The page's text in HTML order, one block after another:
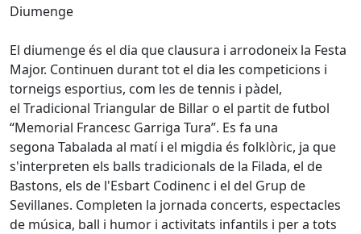
Diumenge
El diumenge és el dia que clausura i arrodoneix la Festa
Major. Continuen durant tot el dia les competicions i
torneigs esportius, com les de tennis i pàdel,
el Tradicional Triangular de Billar o el partit de futbol
“Memorial Francesc Garriga Tura”. Es fa una
segona Tabalada al matí i el migdia és folklòric, ja que
s'interpreten els balls tradicionals de la Filada, el de
Bastons, els de l'Esbart Codinenc i el del Grup de
Sevillanes. Completen la jornada concerts, espectacles
de música, ball i humor i activitats infantils i per a tots